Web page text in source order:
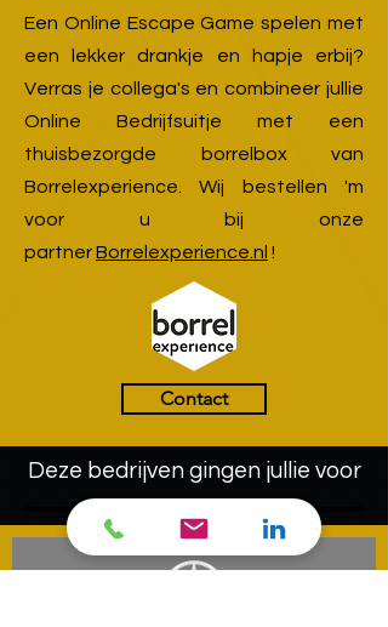
Een Online Escape Game spelen met
een lekker drankje en hapje erbij?
Verras je collega's en combineer jullie
Online Bedrijfsuitje met een
thuisbezorgde borrelbox van
Borrelexperience. Wij bestellen 'm
voor u bij onze
partnerBorrelexperience.nl !
Contact
Deze bedrijven gingen jullie voor